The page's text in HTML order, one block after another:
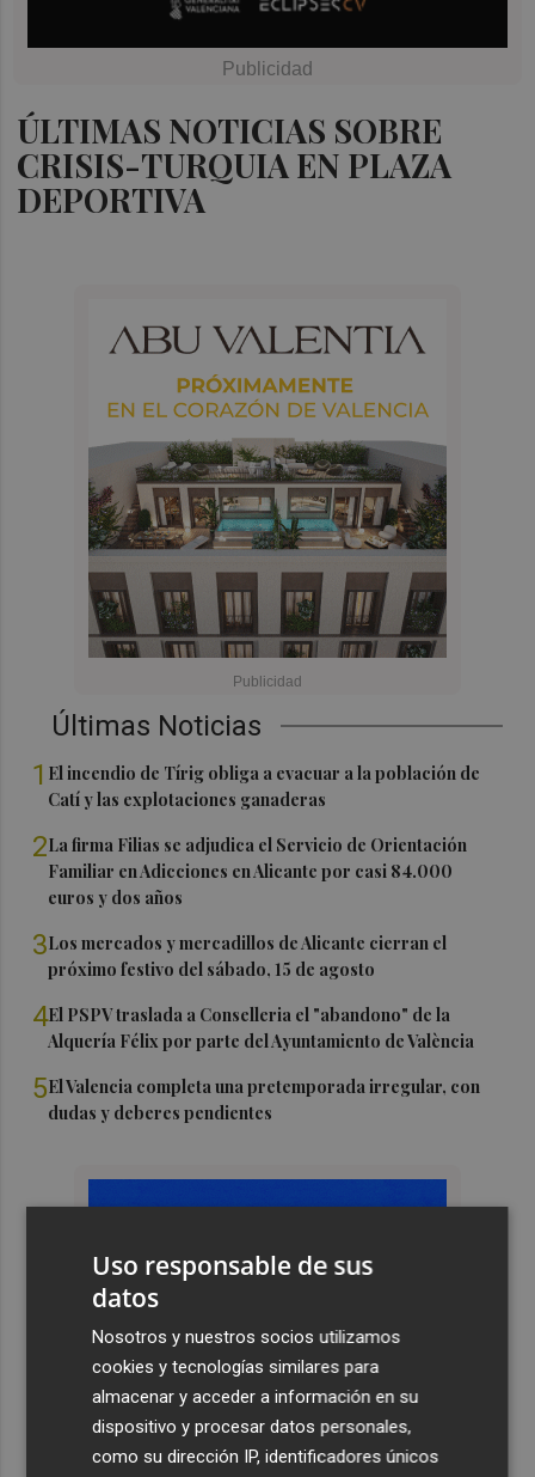
ÚLTIMAS NOTICIAS SOBRE
CRISIS-TURQUIA EN PLAZA
DEPORTIVA
Últimas Noticias
1 El incendio de Tírig obliga a evacuar a la población de
Catí y las explotaciones ganaderas
2La firma Filias se adjudica el Servicio de Orientación
Familiar en Adicciones en Alicante por casi 84.000
euros y dos años
3Los mercados y mercadillos de Alicante cierran el
próximo festivo del sábado, 15 de agosto
4El PSPV traslada a Conselleria el "abandono" de la
Alquería Félix por parte del Ayuntamiento de València
5El Valencia completa una pretemporada irregular, con
dudas y deberes pendientes
Uso responsable de sus
datos
Nosotros y nuestros socios utilizamos
cookies y tecnologías similares para
almacenar y acceder a información en su
dispositivo y procesar datos personales,
como su dirección IP, identificadores únicos